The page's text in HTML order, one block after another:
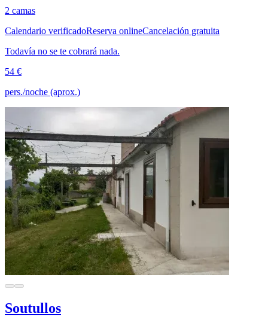
2 camas
Calendario verificadoReserva onlineCancelación gratuita
Todavía no se te cobrará nada.
54 €
pers./noche (aprox.)
Soutullos